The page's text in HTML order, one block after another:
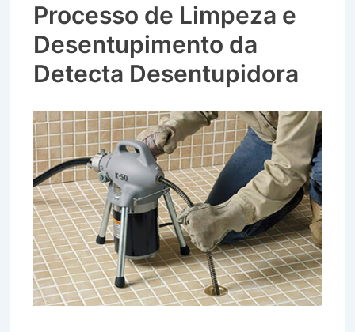
Processo de Limpeza e
Desentupimento da
Detecta Desentupidora